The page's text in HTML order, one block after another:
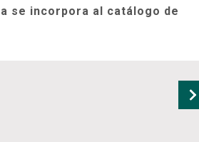
se incorpora al catálogo de